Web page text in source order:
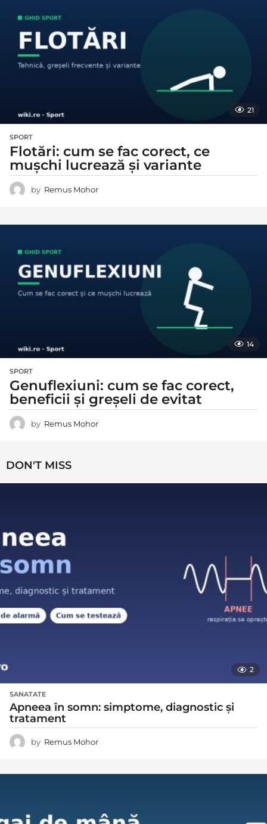
21
SPORT
Flotări: cum se fac corect, ce
mușchi lucrează și variante
by Remus Mohor
14
SPORT
Genuflexiuni: cum se fac corect,
beneficii și greșeli de evitat
by Remus Mohor
DON'T MISS
2
SANATATE
Apneea în somn: simptome, diagnostic și
tratament
by Remus Mohor